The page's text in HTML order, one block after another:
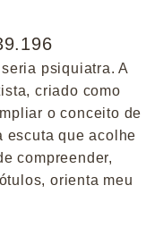
psiquiatra. A
criado como
o conceito de
escuta que acolhe
compreender,
orienta meu